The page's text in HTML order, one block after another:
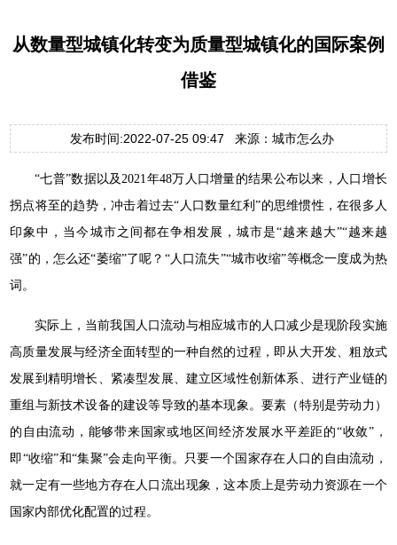
从数量型城镇化转变为质量型城镇化的国际案例
借鉴
发布时间:2022-07-25 09:47 来源：城市怎么办
“七普”数据以及2021年48万人口增量的结果公布以来，人口增长
拐点将至的趋势，冲击着过去“人口数量红利”的思维惯性，在很多人
印象中，当今城市之间都在争相发展，城市是“越来越大”“越来越
强”的，怎么还“萎缩”了呢？“人口流失”“城市收缩”等概念一度成为热
词。
实际上，当前我国人口流动与相应城市的人口减少是现阶段实施
高质量发展与经济全面转型的一种自然的过程，即从大开发、粗放式
发展到精明增长、紧凑型发展、建立区域性创新体系、进行产业链的
重组与新技术设备的建设等导致的基本现象。要素（特别是劳动力）
的自由流动，能够带来国家或地区间经济发展水平差距的“收敛”，
即“收缩”和“集聚”会走向平衡。只要一个国家存在人口的自由流动，
就一定有一些地方存在人口流出现象，这本质上是劳动力资源在一个
国家内部优化配置的过程。